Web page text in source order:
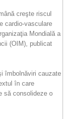
creşte riscul
cardio-vasculare
Mondială a
(OIM), publicat
îmbolnăviri cauzate
în care
să consolideze o